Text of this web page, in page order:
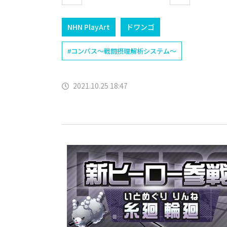
NHN PlayArt ドワンゴ
#コンパス～戦闘摂理解析システム～
2021.10.25 18:47